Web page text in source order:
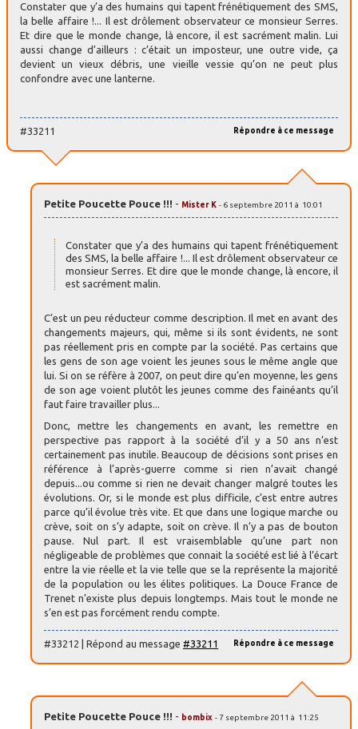
Constater que y’a des humains qui tapent frénétiquement des SMS,
la belle affaire !... Il est drôlement observateur ce monsieur Serres.
Et dire que le monde change, là encore, il est sacrément malin. Lui
aussi change d’ailleurs : c’était un imposteur, une outre vide, ça
devient un vieux débris, une vieille vessie qu’on ne peut plus
confondre avec une lanterne.
Répondre à ce message
#33211
Petite Poucette Pouce !!! - Mister K - 6 septembre 2011 à 10:01
Constater que y’a des humains qui tapent frénétiquement
des SMS, la belle affaire !... Il est drôlement observateur ce
monsieur Serres. Et dire que le monde change, là encore, il
est sacrément malin.
C’est un peu réducteur comme description. Il met en avant des
changements majeurs, qui, même si ils sont évidents, ne sont
pas réellement pris en compte par la société. Pas certains que
les gens de son age voient les jeunes sous le même angle que
lui. Si on se réfère à 2007, on peut dire qu’en moyenne, les gens
de son age voient plutôt les jeunes comme des fainéants qu’il
faut faire travailler plus...
Donc, mettre les changements en avant, les remettre en
perspective pas rapport à la société d’il y a 50 ans n’est
certainement pas inutile. Beaucoup de décisions sont prises en
référence à l’après-guerre comme si rien n’avait changé
depuis...ou comme si rien ne devait changer malgré toutes les
évolutions. Or, si le monde est plus difficile, c’est entre autres
parce qu’il évolue très vite. Et que dans une logique marche ou
crève, soit on s’y adapte, soit on crève. Il n’y a pas de bouton
pause. Nul part. Il est vraisemblable qu’une part non
négligeable de problèmes que connait la société est lié à l’écart
entre la vie réelle et la vie telle que se la représente la majorité
de la population ou les élites politiques. La Douce France de
Trenet n’existe plus depuis longtemps. Mais tout le monde ne
s’en est pas forcément rendu compte.
Répondre à ce message
#33212 | Répond au message #33211
Petite Poucette Pouce !!! - bombix - 7 septembre 2011 à 11:25